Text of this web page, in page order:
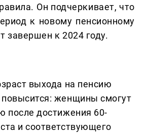
Он подчеркивает, что
к новому пенсионному
завершен к 2024 году.
выхода на пенсию
повысится: женщины смогут
после достижения 60-
и соответствующего